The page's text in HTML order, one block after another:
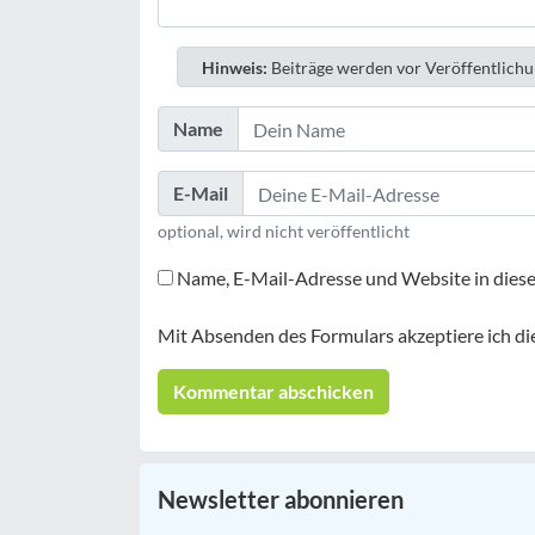
Hinweis: Beiträge werden vor
Name
E-Mail
optional, wird nicht veröffentlicht
Name, E-Mail-Adresse und Website in
Mit Absenden des Formulars akzeptiere ich
Newsletter abonnieren